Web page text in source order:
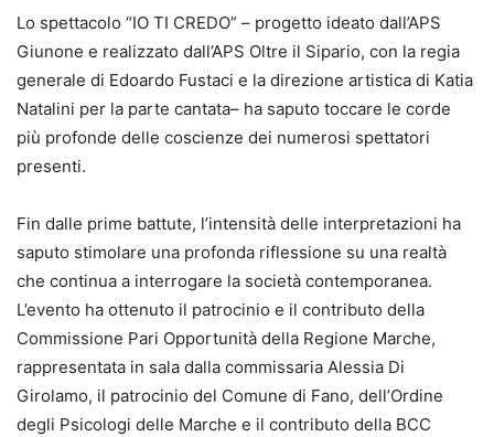
Lo spettacolo “IO TI CREDO” – progetto ideato dall’APS
Giunone e realizzato dall’APS Oltre il Sipario, con la regia
generale di Edoardo Fustaci e la direzione artistica di Katia
Natalini per la parte cantata– ha saputo toccare le corde
più profonde delle coscienze dei numerosi spettatori
presenti.
Fin dalle prime battute, l’intensità delle interpretazioni ha
saputo stimolare una profonda riflessione su una realtà
che continua a interrogare la società contemporanea.
L’evento ha ottenuto il patrocinio e il contributo della
Commissione Pari Opportunità della Regione Marche,
rappresentata in sala dalla commissaria Alessia Di
Girolamo, il patrocinio del Comune di Fano, dell’Ordine
degli Psicologi delle Marche e il contributo della BCC